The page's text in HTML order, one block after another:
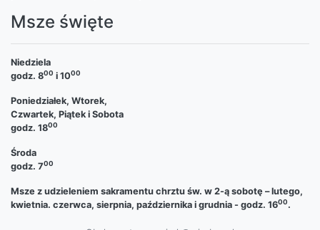
Msze święte
Niedziela
godz. 800 i 1000
Poniedziałek, Wtorek,
Czwartek, Piątek i Sobota
godz. 1800
Środa
godz. 700
Msze z udzieleniem sakramentu chrztu św. w 2-ą sobotę – lutego,
kwietnia. czerwca, sierpnia, października i grudnia - godz. 1600.